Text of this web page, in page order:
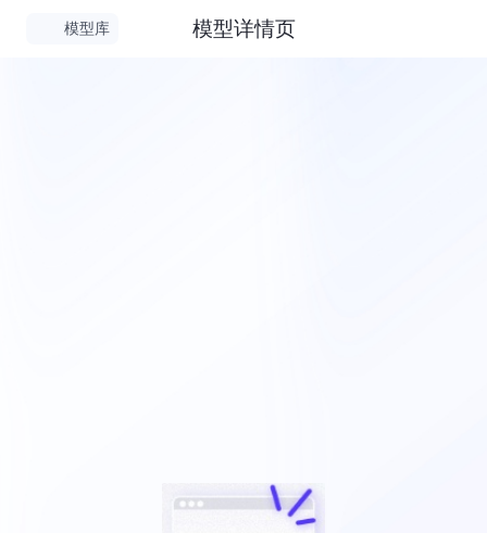
模型库 模型详情页